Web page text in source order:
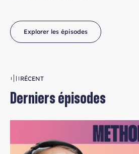
Explorer les épisodes
RÉCENT
Derniers épisodes